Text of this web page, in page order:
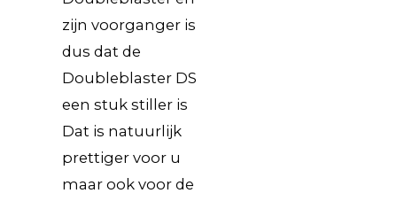
zijn voorganger is
dus dat de
Doubleblaster DS
een stuk stiller is
Dat is natuurlijk
prettiger voor u
maar ook voor de